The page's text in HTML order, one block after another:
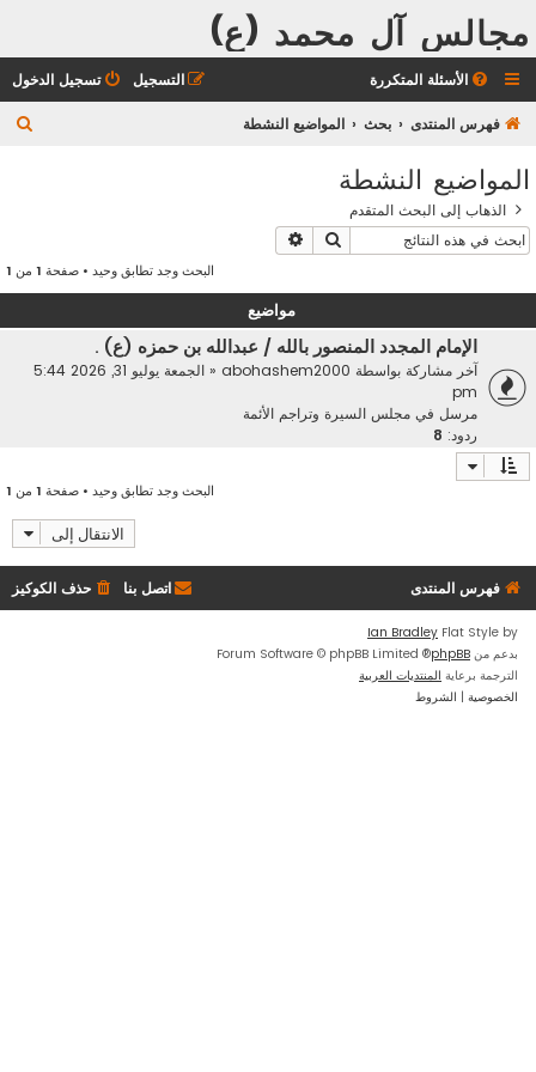
مجالس آل محمد (ع)
الأسئلة المتكررة تسجيل الدخول التسجيل
فهرس المنتدى بحث المواضيع النشطة
المواضيع النشطة
الذهاب إلى البحث المتقدم
بحث
البحث وجد تطابق وحيد • صفحة 1 من 1
مواضيع
الإمام المجدد المنصور بالله / عبدالله بن حمزه (ع) .
آخر مشاركة بواسطة abohashem2000
«
الجمعة يوليو 31, 2026 5:44
pm
مرسل في مجلس السيرة وتراجم الأئمة
ردود: 8
البحث وجد تطابق وحيد • صفحة 1 من 1
الانتقال إلى
فهرس المنتدى حذف الكوكيز اتصل بنا
Flat Style by
Ian Bradley
بدعم من phpBB
® Forum Software © phpBB Limited
الترجمة برعاية المنتديات العربية
الخصوصية | الشروط